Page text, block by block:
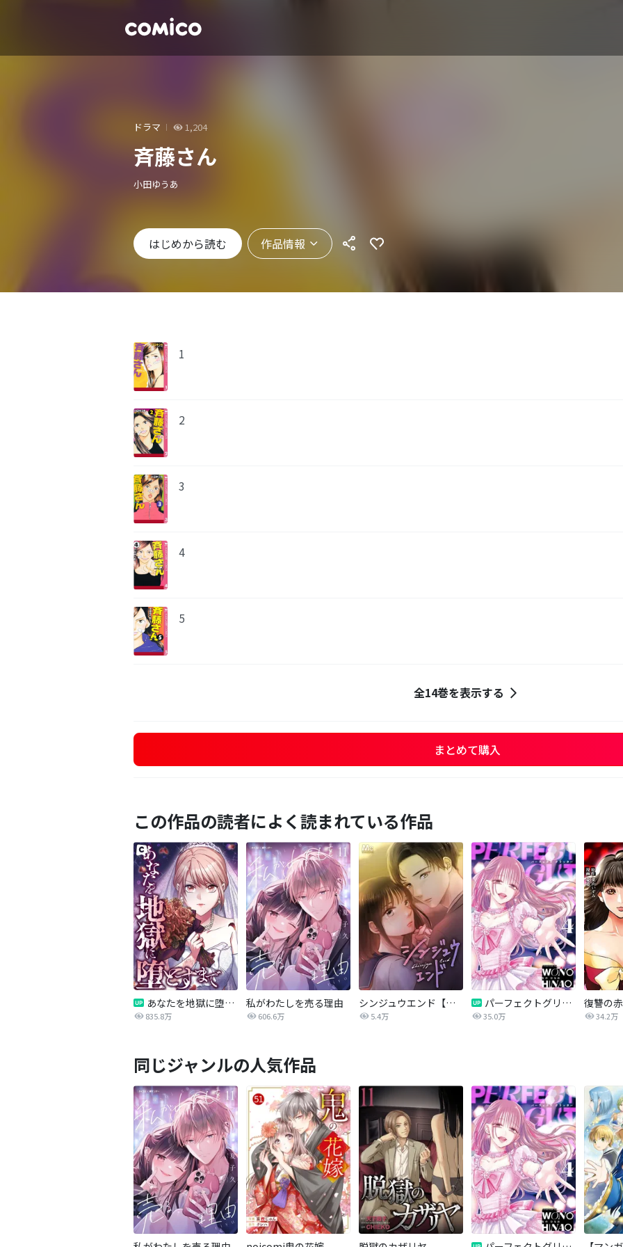
ドラマ 1,204
斉藤さん
小田ゆうあ
はじめから読む 作品情報
1
2
3
4
5
全14巻を表示する
まとめて購入
この作品の読者によく読まれている作品
あなたを地獄に堕とすまで
835.8万
私がわたしを売る理由
606.6万
シンジュウエンド【タテヨミ】
5.4万
パーフェクトグリッター
35.0万 34.2万
同じジャンルの人気作品